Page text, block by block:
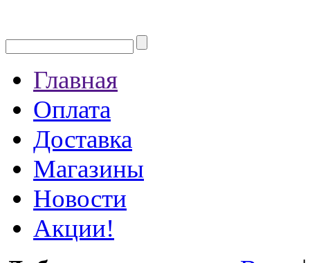
Главная
Оплата
Доставка
Магазины
Новости
Акции!